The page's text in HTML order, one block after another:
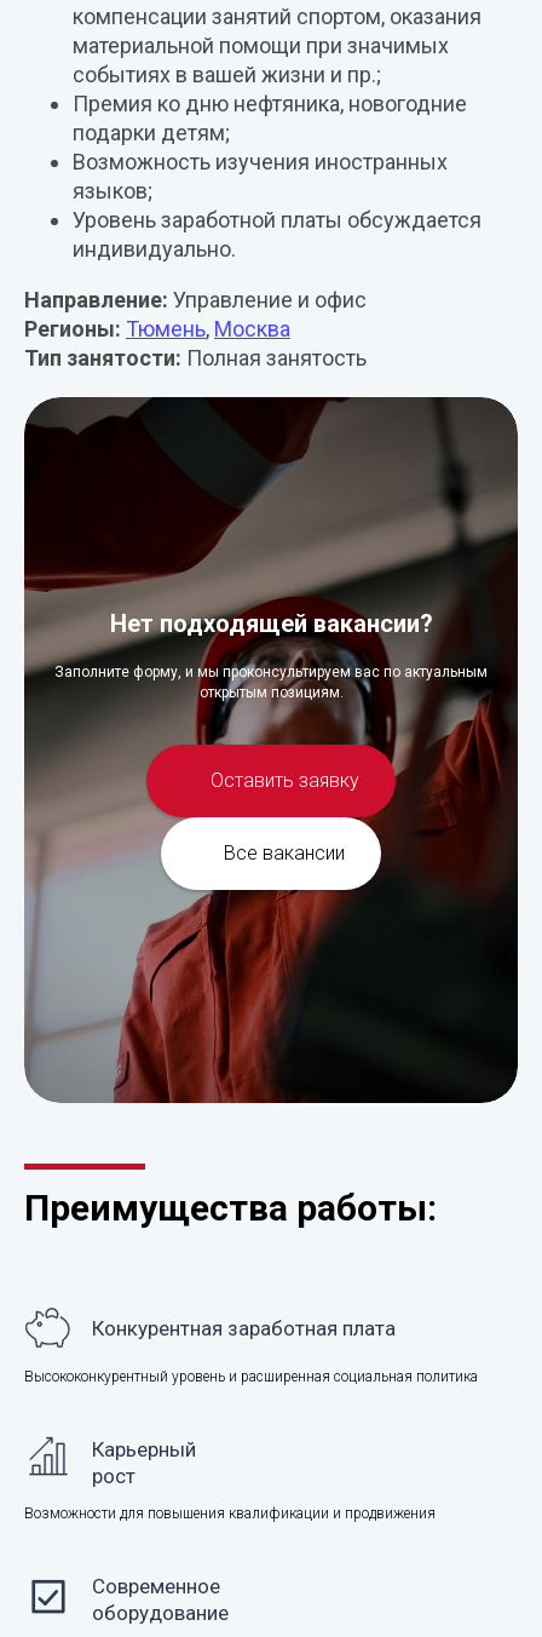
компенсации занятий спортом, оказания
материальной помощи при значимых
событиях в вашей жизни и пр.;
Премия ко дню нефтяника, новогодние
подарки детям;
Возможность изучения иностранных
языков;
Уровень заработной платы обсуждается
индивидуально.
Направление: Управление и офис
Регионы: Тюмень, Москва
Тип занятости: Полная занятость
Нет подходящей вакансии?
Заполните форму, и мы проконсультируем вас по актуальным
открытым позициям.
Оставить заявку
Все вакансии
Преимущества работы:
Конкурентная заработная плата
Высококонкурентный уровень и расширенная социальная политика
Карьерный
рост
Возможности для повышения квалификации и продвижения
Современное
оборудование